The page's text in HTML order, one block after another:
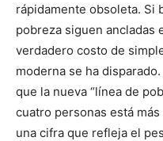
rápidamente obsoleta. Si
pobreza siguen ancladas
verdadero costo de
moderna se ha
que la nueva “línea de
cuatro personas está más
una cifra que refleja el